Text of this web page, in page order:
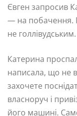
Євген запросив
— на побачення.
не голлівудським.
Катерина
написала, що не
захочете
власноруч і
його машині.